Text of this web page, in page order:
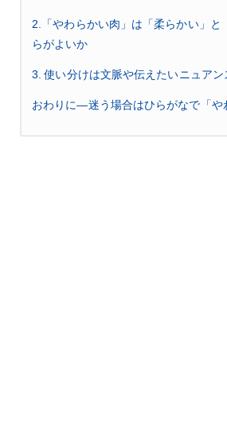
2.「やわらかい肉」は「柔らかい」と
らがよいか
3. 使い分けは文脈や伝えたいニュアン
おわりに―迷う場合はひらがなで「